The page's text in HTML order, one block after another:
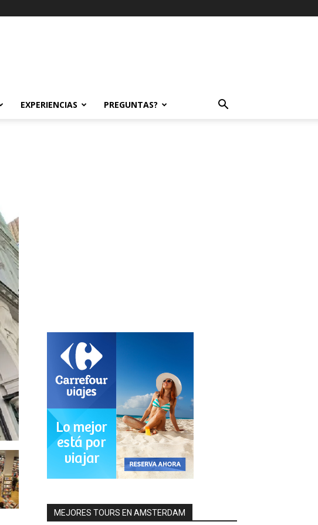
EXPERIENCIAS PREGUNTAS?
MEJORES TOURS EN AMSTERDAM